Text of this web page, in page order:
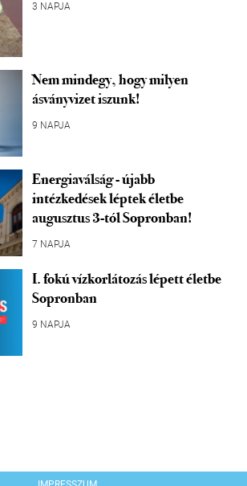
3 NAPJA
Nem mindegy, hogy milyen
ásványvizet iszunk!
9 NAPJA
Energiaválság - újabb
intézkedések léptek életbe
augusztus 3-tól Sopronban!
7 NAPJA
I. fokú vízkorlátozás lépett életbe
Sopronban
9 NAPJA